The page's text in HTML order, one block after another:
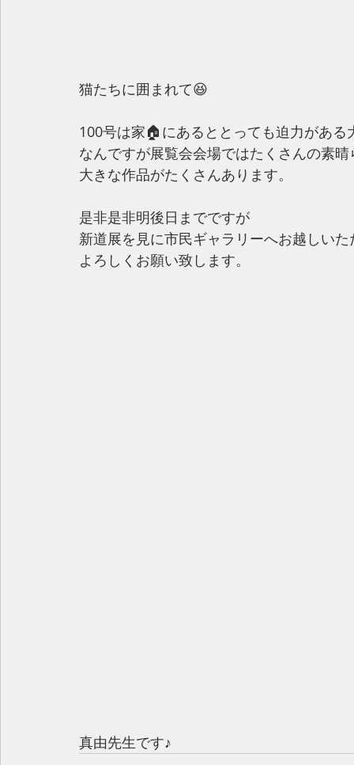
猫たちに囲まれて😆
100号は家🏠にあるととっても迫力がある
なんですが展覧会会場ではたくさんの素晴
大きな作品がたくさんあります。
是非是非明後日までですが
新道展を見に市民ギャラリーへお越しい
よろしくお願い致します。
真由先生です♪